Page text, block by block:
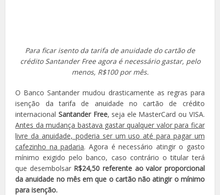
Para ficar isento da tarifa de anuidade do cartão de
crédito Santander Free agora é necessário gastar, pelo
menos, R$100 por mês.
O Banco Santander mudou drasticamente as regras para
isenção da tarifa de anuidade no cartão de crédito
internacional Santander Free, seja ele MasterCard ou VISA.
Antes da mudança bastava gastar qualquer valor para ficar
livre da anuidade, poderia ser um uso até para pagar um
cafezinho na padaria. Agora é necessário atingir o gasto
mínimo exigido pelo banco, caso contrário o titular terá
que desembolsar R$24,50 referente ao valor proporcional
da anuidade no mês em que o cartão não atingir o mínimo
para isenção.